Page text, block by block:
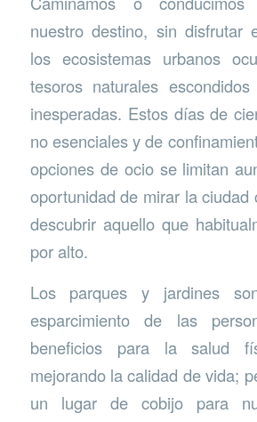
nuestro destino, sin disfrutar
los ecosistemas urbanos
tesoros naturales
inesperadas. Estos días de
no esenciales y de
opciones de ocio se limitan
oportunidad de mirar la ciudad
descubrir aquello que
por alto.
Los parques y jardines
esparcimiento de las
beneficios para la salud
mejorando la calidad de vida;
un lugar de cobijo para